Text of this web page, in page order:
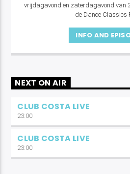
vrijdagavond en zaterdagavond van
de Dance Classics
INFO AND
NEXT ON AIR
CLUB COSTA LIVE
23:00
CLUB COSTA LIVE
23:00